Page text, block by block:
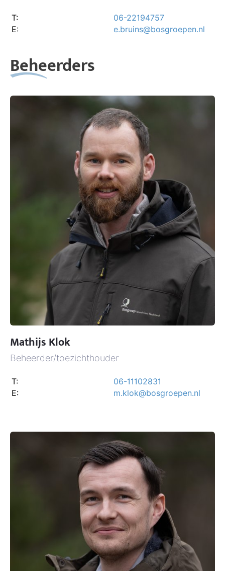
T:
06-22194757
E:
e.bruins@bosgroepen.nl
Beheerders
Mathijs Klok
Beheerder/toezichthouder
T:
06-11102831
E:
m.klok@bosgroepen.nl